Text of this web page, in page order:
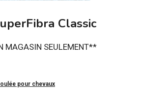
Classic
MAGASIN SEULEMENT**
pour chevaux